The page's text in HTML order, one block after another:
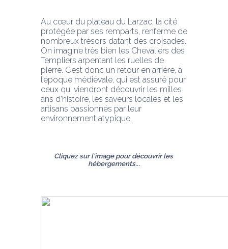
Au cœur du plateau du Larzac, la cité
protégée par ses remparts, renferme de
nombreux trésors datant des croisades.
On imagine très bien les Chevaliers des
Templiers arpentant les ruelles de
pierre. C’est donc un retour en arrière, à
l’époque médiévale, qui est assuré pour
ceux qui viendront découvrir les milles
ans d’histoire, les saveurs locales et les
artisans passionnés par leur
environnement atypique.
Cliquez sur l'image pour découvrir les
hébergements...